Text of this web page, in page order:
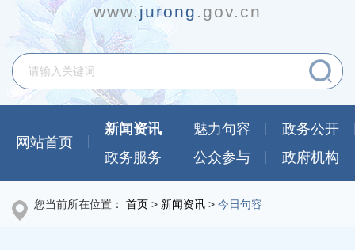
www.jurong .gov.cn
网站首页
新闻资讯 魅力句容
政务公开
政务服务
公众参与 政府机构
您当前所在位置： 首页 > 新闻资讯 > 今日句容